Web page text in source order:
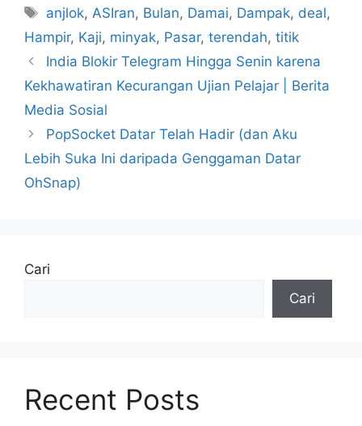
Tag
anjlok, ASIran, Bulan, Damai, Dampak, deal,
Hampir, Kaji, minyak, Pasar, terendah, titik
India Blokir Telegram Hingga Senin karena
Kekhawatiran Kecurangan Ujian Pelajar | Berita
Media Sosial
PopSocket Datar Telah Hadir (dan Aku
Lebih Suka Ini daripada Genggaman Datar
OhSnap)
Cari
Cari
Recent Posts